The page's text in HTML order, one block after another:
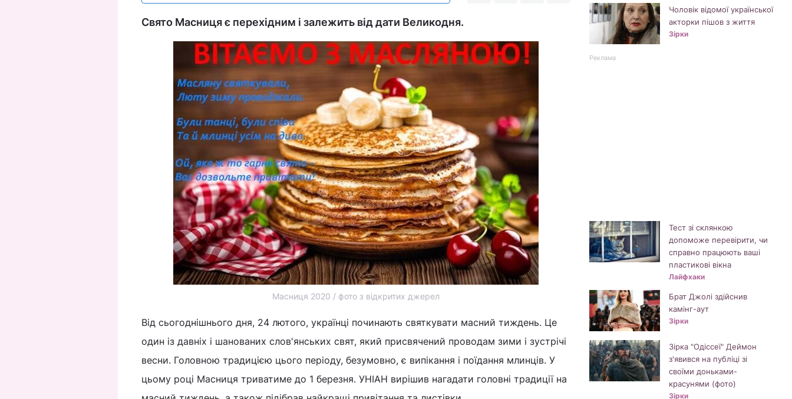
Свято Масниця є перехідним і залежить від дати Великодня.
Масниця 2020 / фото з відкритих джерел
Від сьогоднішнього дня, 24 лютого, українці починають святкувати масний тиждень. Це
один із давніх і шанованих слов'янських свят, який присвячений проводам зими і зустрічі
весни. Головною традицією цього періоду, безумовно, є випікання і поїдання млинців. У
цьому році Масниця триватиме до 1 березня. УНІАН вирішив нагадати головні традиції на
Чоловік відомої української
акторки пішов з життя
Зірки
Реклама
Тест зі склянкою
допоможе перевірити, чи
справно працюють ваші
пластикові вікна
Лайфхаки
Брат Джолі здійснив
камінг-аут
Зірки
Зірка "Одіссеї" Деймон
з'явився на публіці зі
своїми доньками-
красунями (фото)
Зірки